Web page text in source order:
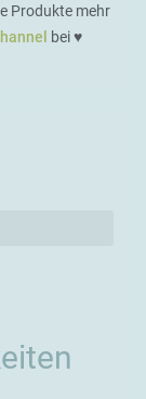
Produkte mehr
bei ♥️